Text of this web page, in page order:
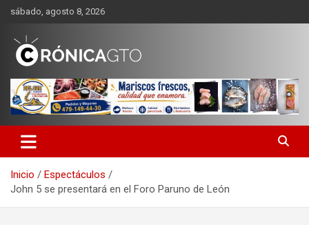
Saltar
contenido
sábado, agosto 8, 2026
CRONICA GUANAJUATO
Inicio
Espectáculos
John 5 se presentará en el Foro Paruno de León